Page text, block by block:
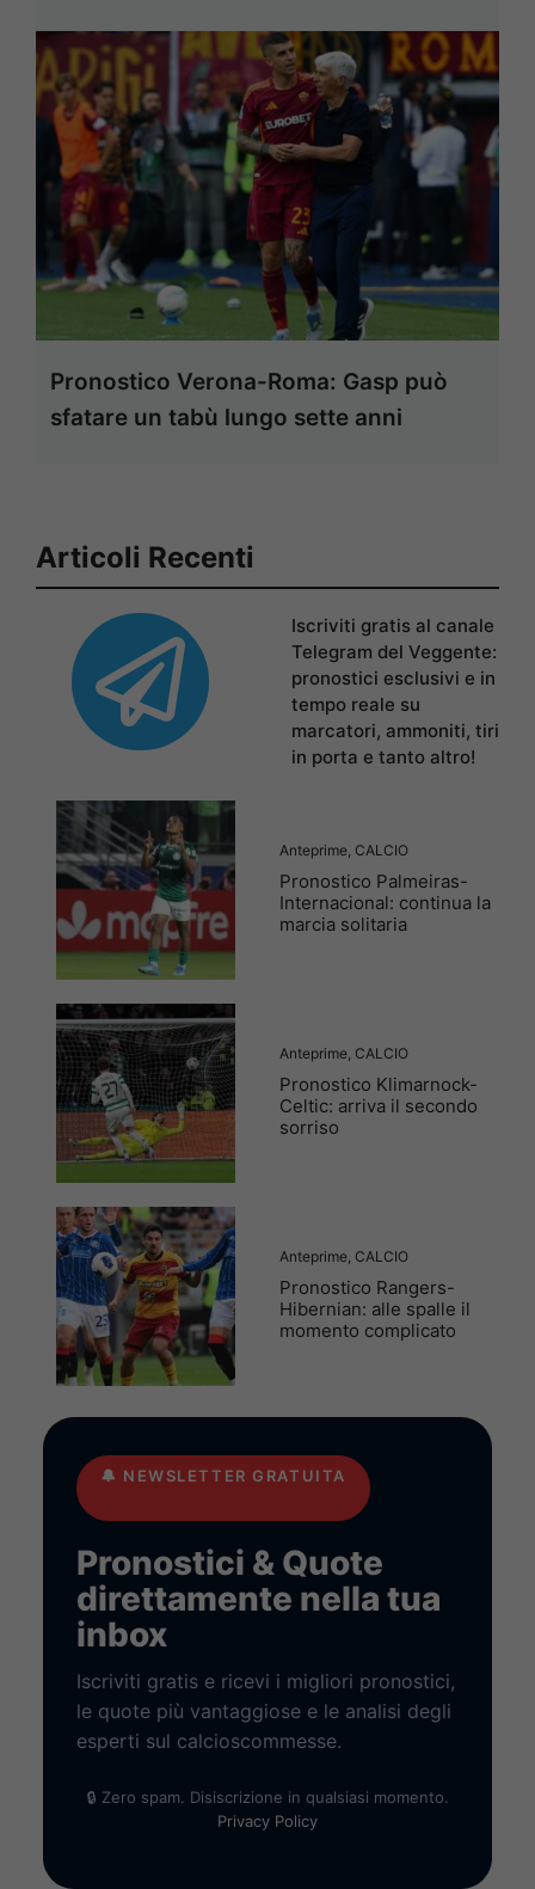
Pronostico Verona-Roma: Gasp può
sfatare un tabù lungo sette anni
Articoli Recenti
Iscriviti gratis al canale
Telegram del Veggente:
pronostici esclusivi e in
tempo reale su
marcatori, ammoniti, tiri
in porta e tanto altro!
Anteprime CALCIO
Pronostico Palmeiras-
Internacional: continua la
marcia solitaria
Anteprime CALCIO
Pronostico Klimarnock-
Celtic: arriva il secondo
sorriso
Anteprime CALCIO
Pronostico Rangers-
Hibernian: alle spalle il
momento complicato
🔔 NEWSLETTER GRATUITA
Pronostici & Quote
direttamente nella tua
inbox
Iscriviti gratis e ricevi i migliori pronostici,
le quote più vantaggiose e le analisi degli
esperti sul calcioscommesse.
🔒 Zero spam. Disiscrizione in qualsiasi momento.
Privacy Policy